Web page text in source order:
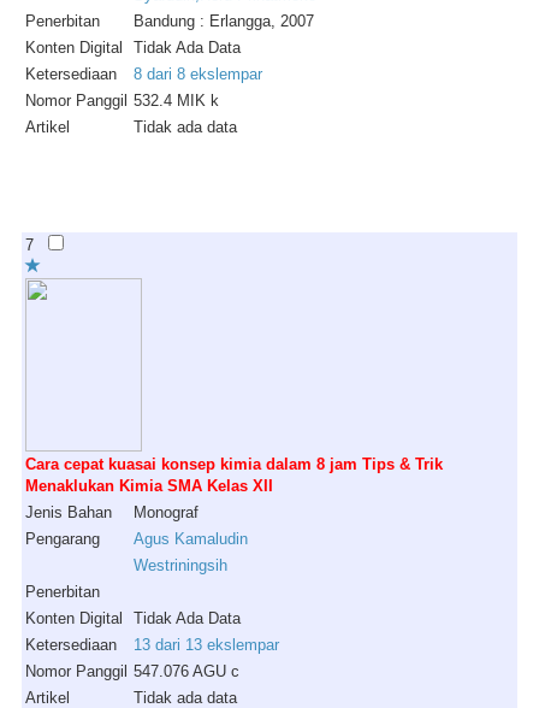
Penerbitan
Bandung : Erlangga, 2007
Konten Digital
Tidak Ada Data
Ketersediaan
8 dari 8 ekslempar
Nomor Panggil 532.4 MIK k
Artikel
Tidak ada data
7
Cara cepat kuasai konsep kimia dalam 8 jam Tips & Trik
Menaklukan Kimia SMA Kelas XII
Jenis Bahan
Monograf
Pengarang
Agus Kamaludin
Westriningsih
Penerbitan
Konten Digital
Tidak Ada Data
Ketersediaan
13 dari 13 ekslempar
Nomor Panggil 547.076 AGU c
Artikel
Tidak ada data